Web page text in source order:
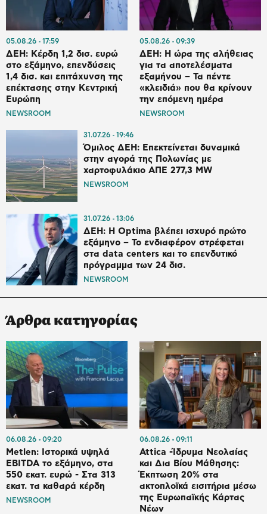
05.08.26 17:59
ΔΕΗ: Κέρδη 1,2 δισ. ευρώ
στο εξάμηνο, επενδύσεις
1,4 δισ. και επιτάχυνση της
επέκτασης στην Κεντρική
Ευρώπη
NEWSROOM
05.08.26 09:39
ΔΕΗ: Η ώρα της αλήθειας
για τα αποτελέσματα
εξαμήνου – Τα πέντε
«κλειδιά» που θα κρίνουν
την επόμενη ημέρα
NEWSROOM
31.07.26 19:46
Όμιλος ΔΕΗ: Επεκτείνεται δυναμικά
στην αγορά της Πολωνίας με
χαρτοφυλάκιο ΑΠΕ 277,3 MW
NEWSROOM
31.07.26 13:06
ΔΕΗ: Η Optima βλέπει ισχυρό πρώτο
εξάμηνο – Το ενδιαφέρον στρέφεται
στα data centers και το επενδυτικό
πρόγραμμα των 24 δισ.
NEWSROOM
Άρθρα κατηγορίας
06.08.26 09:20
Metlen: Ιστορικά υψηλά
EBITDA το εξάμηνο, στα
550 εκατ. ευρώ - Στα 313
εκατ. τα καθαρά κέρδη
NEWSROOM
06.08.26 09:11
Attica -Ίδρυμα Νεολαίας
και Δια Βίου Μάθησης:
Έκπτωση 20% στα
ακτοπλοϊκά εισιτήρια μέσω
της Ευρωπαϊκής Κάρτας
Νέων